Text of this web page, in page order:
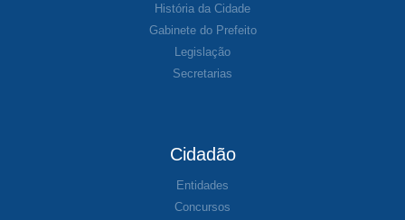
História da Cidade
Gabinete do Prefeito
Legislação
Secretarias
Cidadão
Entidades
Concursos